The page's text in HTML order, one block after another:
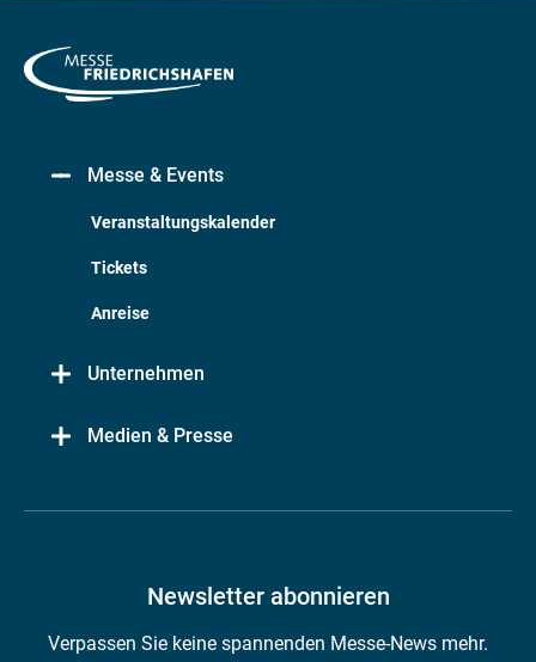
Messe & Events
Veranstaltungskalender
Tickets
Anreise
Unternehmen
Medien & Presse
Newsletter abonnieren
Verpassen Sie keine spannenden Messe-News mehr.